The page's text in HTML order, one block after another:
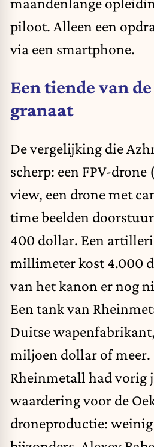
piloot. Alleen een
via een smartphone.
Een tiende van
granaat
De vergelijking die
scherp: een FPV-
view, een drone met
time beelden
400 dollar. Een
millimeter kost 4.000
van het kanon er nog
Een tank van
Duitse
miljoen dollar of meer.
Rheinmetall had vorig
waardering voor de
droneproductie: